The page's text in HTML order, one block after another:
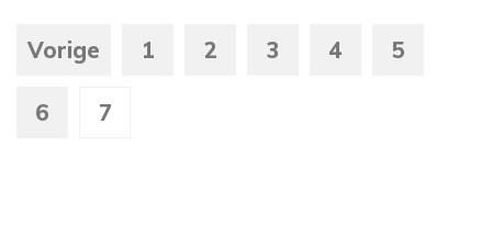
Vorige 1 2 3 4 5
6 7